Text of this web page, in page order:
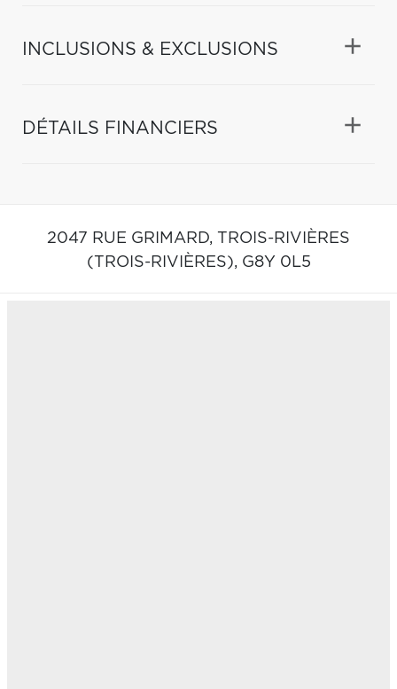
INCLUSIONS & EXCLUSIONS
DÉTAILS FINANCIERS
2047 RUE GRIMARD, TROIS-RIVIÈRES
(TROIS-RIVIÈRES), G8Y 0L5